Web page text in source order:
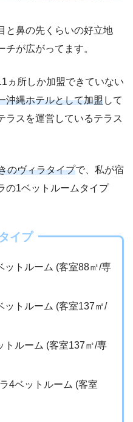
と鼻の先くらいの好立地
が広がってます。
ヵ所しか加盟できていない
沖縄ホテルとして加盟して
ラスを運営しているテラス
のヴィラタイプで、私が宿
の1ベットルームタイプ
イプ
ットルーム (客室88㎡/専
ットルーム (客室137㎡/
トルーム (客室137㎡/専
4ベットルーム (客室